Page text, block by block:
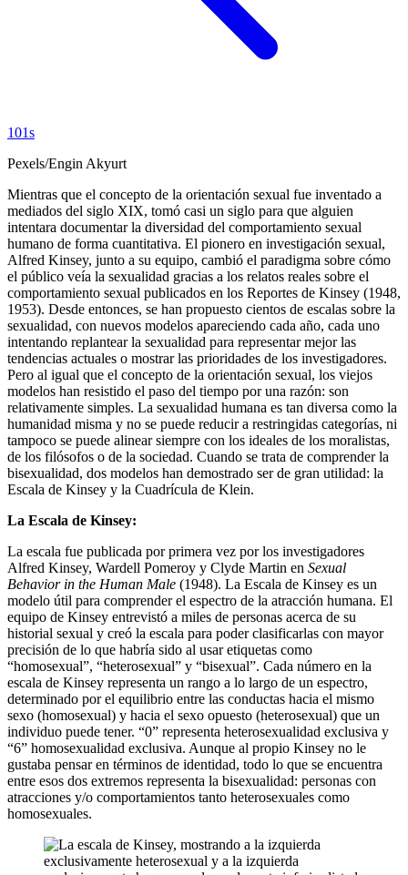
101s
Pexels/Engin Akyurt
Mientras que el concepto de la orientación sexual fue inventado a
mediados del siglo XIX, tomó casi un siglo para que alguien
intentara documentar la diversidad del comportamiento sexual
humano de forma cuantitativa. El pionero en investigación sexual,
Alfred Kinsey, junto a su equipo, cambió el paradigma sobre cómo
el público veía la sexualidad gracias a los relatos reales sobre el
comportamiento sexual publicados en los Reportes de Kinsey (1948,
1953). Desde entonces, se han propuesto cientos de escalas sobre la
sexualidad, con nuevos modelos apareciendo cada año, cada uno
intentando replantear la sexualidad para representar mejor las
tendencias actuales o mostrar las prioridades de los investigadores.
Pero al igual que el concepto de la orientación sexual, los viejos
modelos han resistido el paso del tiempo por una razón: son
relativamente simples. La sexualidad humana es tan diversa como la
humanidad misma y no se puede reducir a restringidas categorías, ni
tampoco se puede alinear siempre con los ideales de los moralistas,
de los filósofos o de la sociedad. Cuando se trata de comprender la
bisexualidad, dos modelos han demostrado ser de gran utilidad: la
Escala de Kinsey y la Cuadrícula de Klein.
La Escala de Kinsey:
La escala fue publicada por primera vez por los investigadores
Alfred Kinsey, Wardell Pomeroy y Clyde Martin en Sexual
Behavior in the Human Male (1948). La Escala de Kinsey es un
modelo útil para comprender el espectro de la atracción humana. El
equipo de Kinsey entrevistó a miles de personas acerca de su
historial sexual y creó la escala para poder clasificarlas con mayor
precisión de lo que habría sido al usar etiquetas como
“homosexual”, “heterosexual” y “bisexual”. Cada número en la
escala de Kinsey representa un rango a lo largo de un espectro,
determinado por el equilibrio entre las conductas hacia el mismo
sexo (homosexual) y hacia el sexo opuesto (heterosexual) que un
individuo puede tener. “0” representa heterosexualidad exclusiva y
“6” homosexualidad exclusiva. Aunque al propio Kinsey no le
gustaba pensar en términos de identidad, todo lo que se encuentra
entre esos dos extremos representa la bisexualidad: personas con
atracciones y/o comportamientos tanto heterosexuales como
homosexuales.